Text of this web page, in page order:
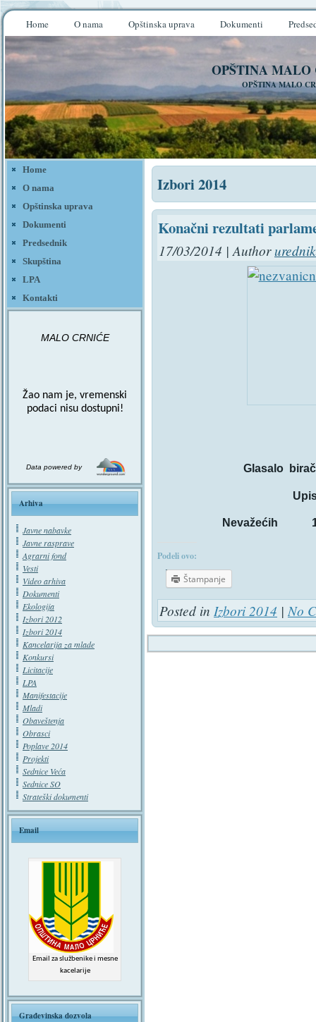
Home O nama Opštinska uprava Dokumenti
OPŠTINA MALO
OPŠTINA MALO
Home
O nama
Opštinska uprava
Dokumenti
Predsednik
Skupština
LPA
Kontakti
MALO CRNIĆE
Žao nam je, vremenski
podaci nisu dostupni!
Data powered by
Arhiva
Javne nabavke
Javne rasprave
Agrarni fond
Vesti
Video arhiva
Dokumenti
Ekologija
Izbori 2012
Izbori 2014
Kancelarija za mlade
Konkursi
Licitacije
LPA
Manifestacije
Mladi
Obaveštenja
Obrasci
Poplave 2014
Projekti
Sednice Veća
Sednice SO
Strateški dokumenti
Email
Email za službenike i mesne
kacelarije
Građevinska dozvola
Izbori 2014
Konačni rezultati
17/03/2014 | Authorurednik
Glasalo
Nevažećih
Podeli ovo:
Štampanje
Posted in Izbori 2014 | No